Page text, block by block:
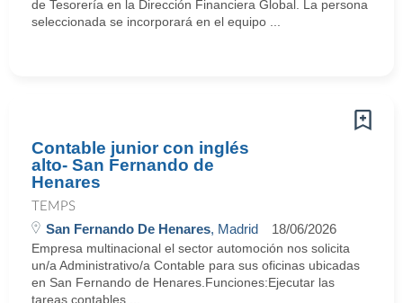
de Tesorería en la Dirección Financiera Global. La persona
seleccionada se incorporará en el equipo ...
Contable junior con inglés
alto- San Fernando de
Henares
TEMPS
San Fernando De Henares, Madrid 18/06/2026
Empresa multinacional el sector automoción nos solicita
un/a Administrativo/a Contable para sus oficinas ubicadas
en San Fernando de Henares.Funciones:Ejecutar las
tareas contables ...